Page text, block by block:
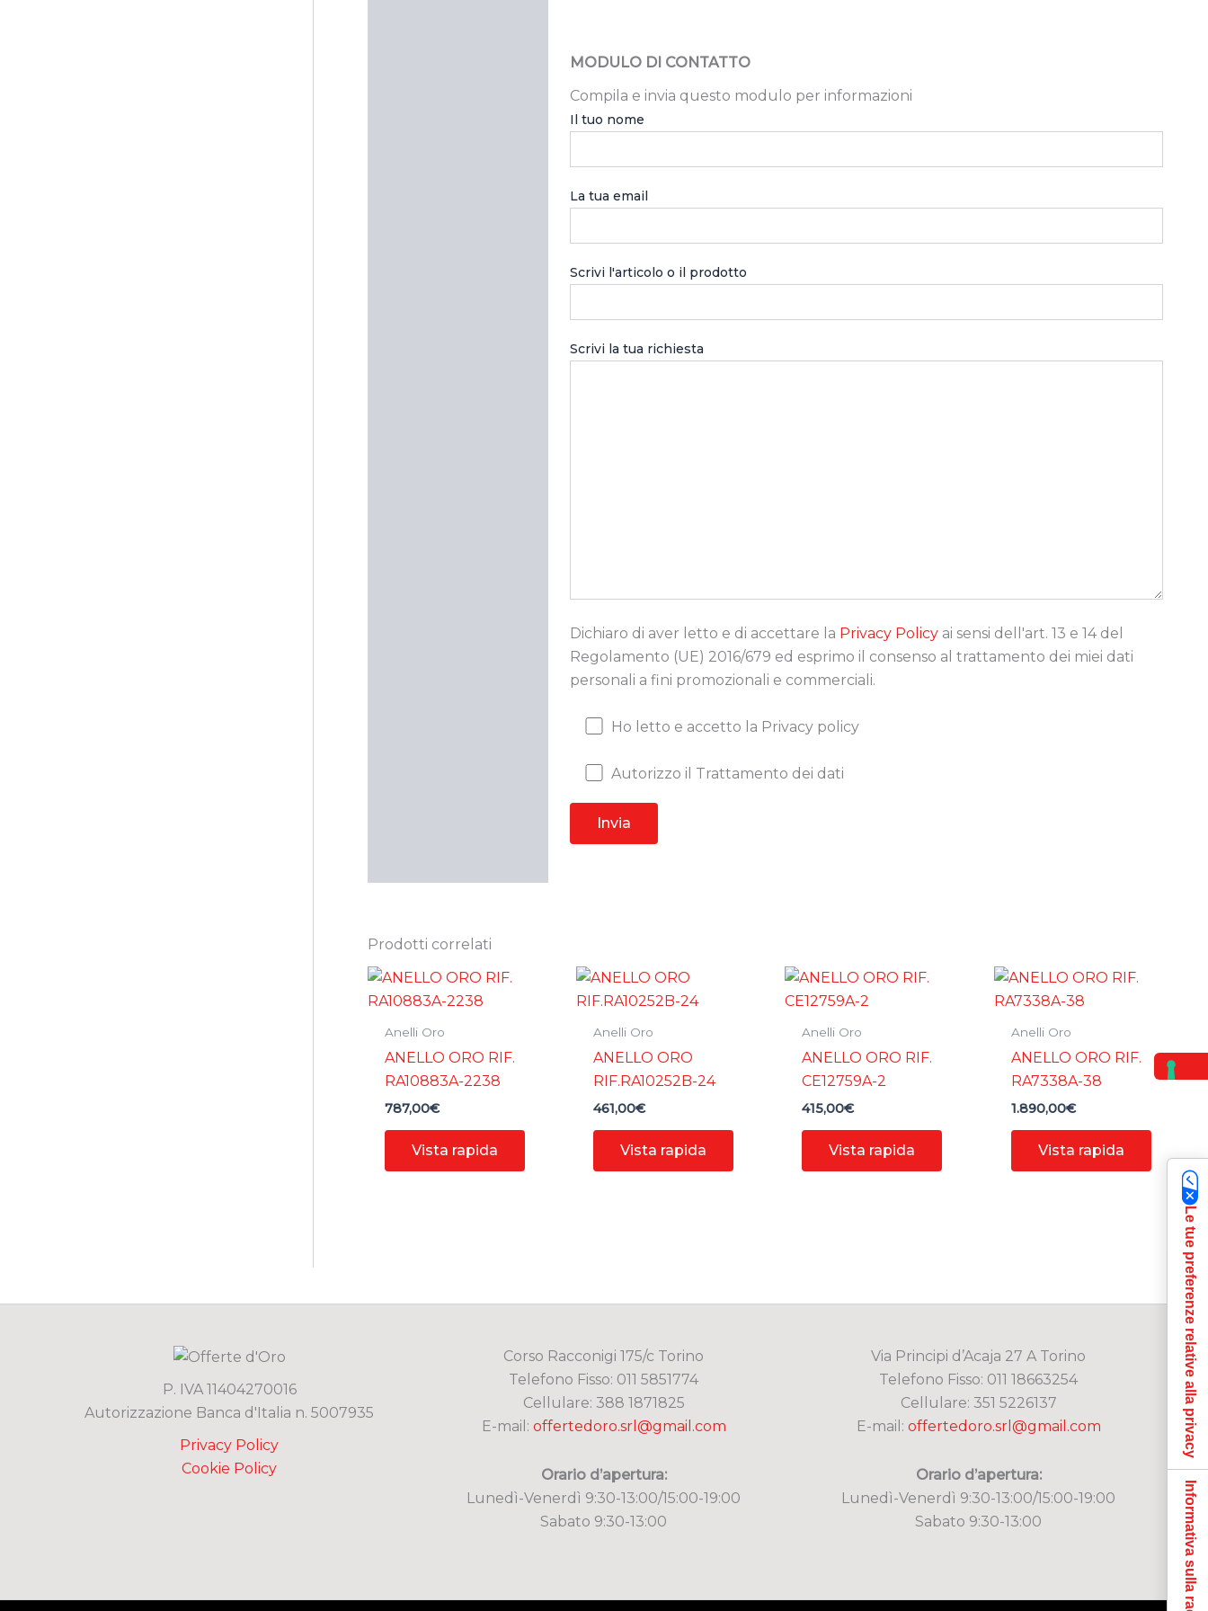
MODULO DI CONTATTO
Compila e invia questo modulo per informazioni
Il tuo nome
La tua email
Scrivi l'articolo o il prodotto
Scrivi la tua richiesta
Dichiaro di aver letto e di accettare la Privacy Policyai sensi dell'art. 13 e 14 del
Regolamento (UE) 2016/679 ed esprimo il consenso al trattamento dei miei dati
personali a fini promozionali e commerciali.
Ho letto e accetto la Privacy policy
Autorizzo il Trattamento dei dati
Prodotti correlati
Anelli Oro
ANELLO ORO RIF.
RA10883A-2238
787,00€
Vista rapida
Anelli Oro
ANELLO ORO
RIF.RA10252B-24
461,00€
Vista rapida
Anelli Oro
ANELLO ORO RIF.
CE12759A-2
415,00€
Vista rapida
Anelli Oro
ANELLO ORO RIF.
RA7338A-38
1.890,00€
Vista rapida
P. IVA 11404270016
Autorizzazione Banca d'Italia n. 5007935
Privacy Policy
Cookie Policy
Corso Racconigi 175/c Torino
Telefono Fisso: 011 5851774
Cellulare: 388 1871825
E-mail: offertedoro.srl@gmail.com
Orario d’apertura:
Lunedì-Venerdì 9:30-13:00/15:00-19:00
Sabato 9:30-13:00
Via Principi d’Acaja 27 A Torino
Telefono Fisso: 011 18663254
Cellulare: 351 5226137
E-mail: offertedoro.srl@gmail.com
Orario d’apertura:
Lunedì-Venerdì 9:30-13:00/15:00-19:00
Sabato 9:30-13:00
Le tue preferenze relative alla privacy
Informativa sulla raccolta